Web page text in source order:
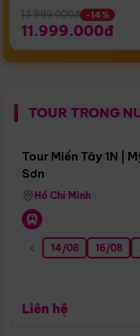
13.999.000đ -14%
11.999.000đ
TOUR TRONG
Tour Miền Tây 1N |
Sơn
Hồ Chí Minh
14/08 16/08
Liên hệ